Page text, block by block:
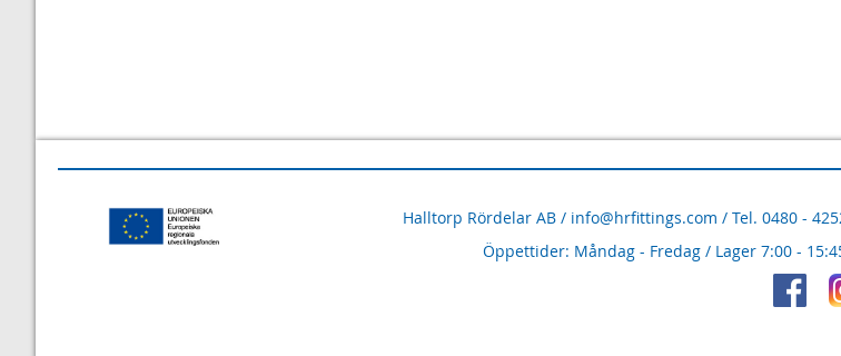
Halltorp Rördelar AB / info@hrfittings.com / Tel. 0480 -
Öppettider: Måndag - Fredag / Lager 7:00 -